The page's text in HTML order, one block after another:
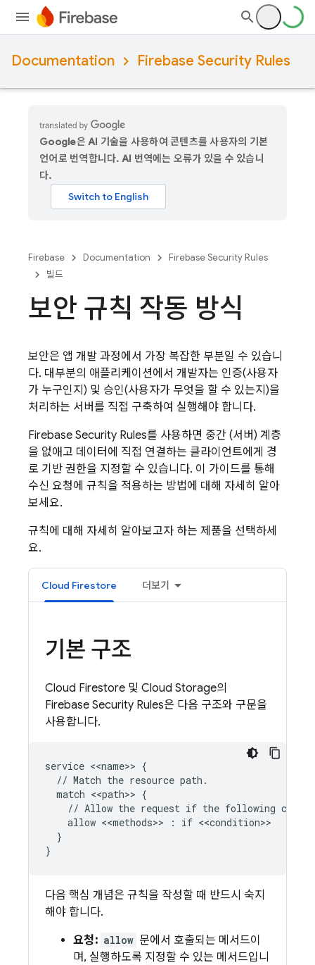
Documentation Firebase Security Rules
Google은 AI 기술을 사용하여 콘텐츠를 사용자의 기본
언어로 번역합니다. AI 번역에는 오류가 있을 수 있습니
다.
Firebase Documentation
Firebase Security Rules
빌드
보안 규칙 작동 방식
보안은 앱 개발 과정에서 가장 복잡한 부분일 수 있습니
다. 대부분의 애플리케이션에서 개발자는 인증(사용자
가 누구인지) 및 승인(사용자가 무엇을 할 수 있는지)을
처리하는 서버를 직접 구축하여 실행해야 합니다.
Firebase Security Rules를 사용하면 중간 (서버) 계층
을 없애고 데이터에 직접 연결하는 클라이언트에게 경
로 기반 권한을 지정할 수 있습니다. 이 가이드를 통해
수신 요청에 규칙을 적용하는 방법에 대해 자세히 알아
보세요.
규칙에 대해 자세히 알아보고자 하는 제품을 선택하세
요.
Cloud Firestore 더보기
기본 구조
Cloud Firestore 및 Cloud Storage의
Firebase Security Rules은 다음 구조와 구문을
사용합니다.
service <<name>> {
  // Match the resource path.
  match <<path>> {
// Allow the request if the following
    allow <<methods>> : if <<condition>>
  }
다음 핵심 개념은 규칙을 작성할 때 반드시 숙지
해야 합니다.
요청: allow 문에서 호출되는 메서드이
며, 실행하도록 지정할 수 있는 메서드입니